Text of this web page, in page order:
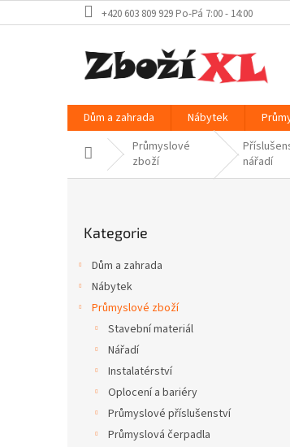
na
+420 603 809 929 Po-Pá 7:00 - 14:00
Dům a zahrada Nábytek
Domů Průmyslové
zboží
nářadí
kategorie
Kategorie
Dům a zahrada
Nábytek
Průmyslové zboží
Stavební materiál
Nářadí
Instalatérství
Oplocení a bariéry
Průmyslové příslušenství
Průmyslová čerpadla